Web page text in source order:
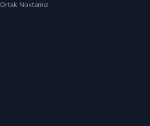
Ortak Noktamız